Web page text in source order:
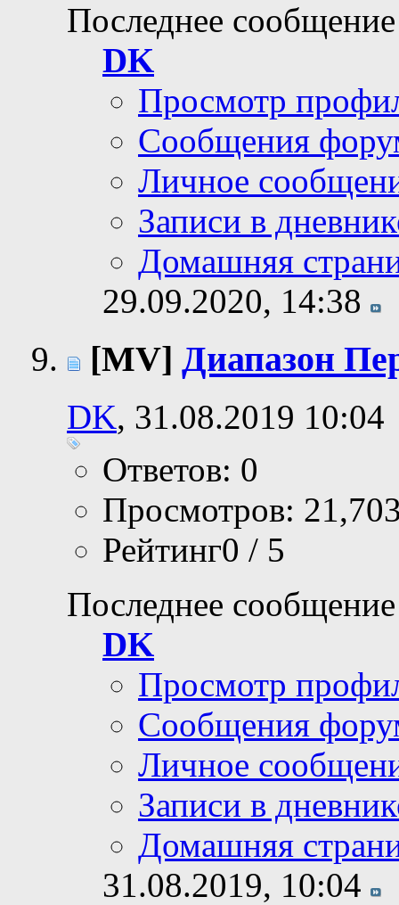
Последнее
DK
Просмотр
Сообщения
Личное
Записи в
Домашняя
29.09.2020, 14:38
[MV] Диапазон
DK, 31.08.2019 10:04
Ответов: 0
Просмотров:
Рейтинг0 / 5
Последнее
DK
Просмотр
Сообщения
Личное
Записи в
Домашняя
31.08.2019, 10:04